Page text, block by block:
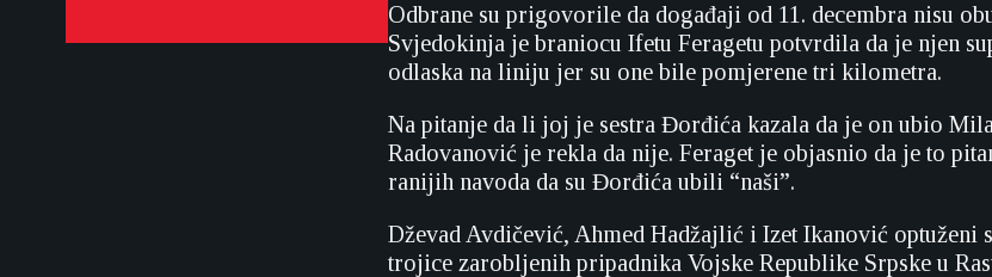
Odbrane su prigovorile da događaji od 11. decembra nisu
Svjedokinja je braniocu Ifetu Feragetu potvrdila da je njen
odlaska na liniju jer su one bile pomjerene tri kilometra.
Na pitanje da li joj je sestra Đorđića kazala da je on ubio
Radovanović je rekla da nije. Feraget je objasnio da je to
ranijih navoda da su Đorđića ubili “naši”.
Dževad Avdičević, Ahmed Hadžajlić i Izet Ikanović optuženi
trojice zarobljenih pripadnika Vojske Republike Srpske u